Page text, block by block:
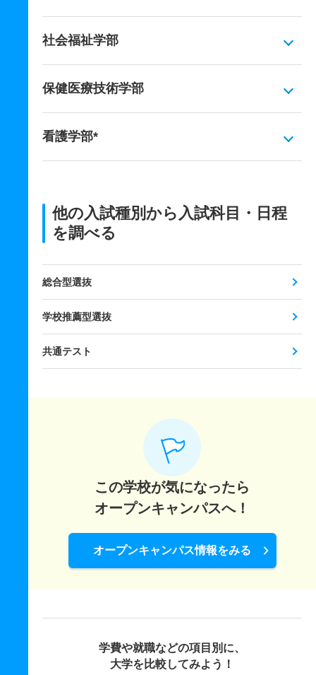
社会福祉学部
保健医療技術学部
看護学部*
他の入試種別から入試科目・日程
を調べる
総合型選抜
学校推薦型選抜
共通テスト
この学校が気になったら
オープンキャンパスへ！
オープンキャンパス情報をみる
学費や就職などの項目別に、
大学を比較してみよう！